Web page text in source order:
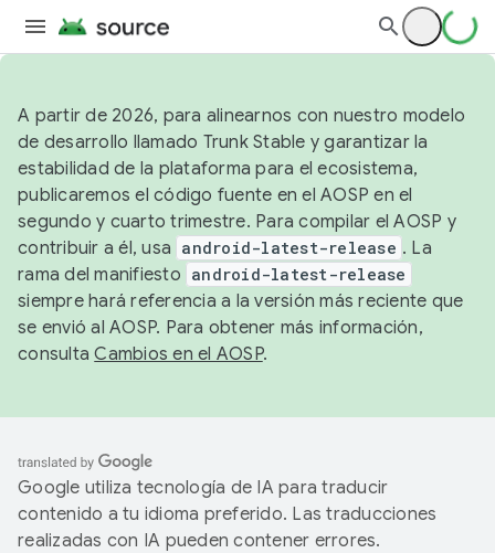
A partir de 2026, para alinearnos con nuestro modelo
de desarrollo llamado Trunk Stable y garantizar la
estabilidad de la plataforma para el ecosistema,
publicaremos el código fuente en el AOSP en el
segundo y cuarto trimestre. Para compilar el AOSP y
contribuir a él, usa android-latest-release . La
rama del manifiesto android-latest-release
siempre hará referencia a la versión más reciente que
se envió al AOSP. Para obtener más información,
consultaCambios en el AOSP.
Google utiliza tecnología de IA para traducir
contenido a tu idioma preferido. Las traducciones
realizadas con IA pueden contener errores.